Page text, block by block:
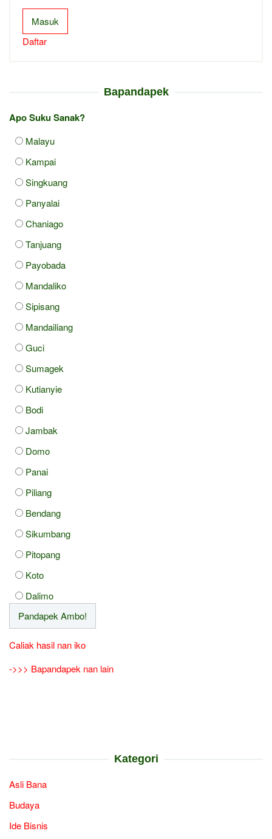
Masuk
Daftar
Bapandapek
Apo Suku Sanak?
Malayu
Kampai
Singkuang
Panyalai
Chaniago
Tanjuang
Payobada
Mandaliko
Sipisang
Mandailiang
Guci
Sumagek
Kutianyie
Bodi
Jambak
Domo
Panai
Piliang
Bendang
Sikumbang
Pitopang
Koto
Dalimo
Caliak hasil nan iko
->>> Bapandapek nan lain
Kategori
Asli Bana
Budaya
Ide Bisnis